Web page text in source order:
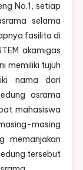
No.1, setiap
selama
fasilita di
akamigas
memiliki tujuh
nama dari
asrama
mahasiswa
masing
memanjakan
tersebut